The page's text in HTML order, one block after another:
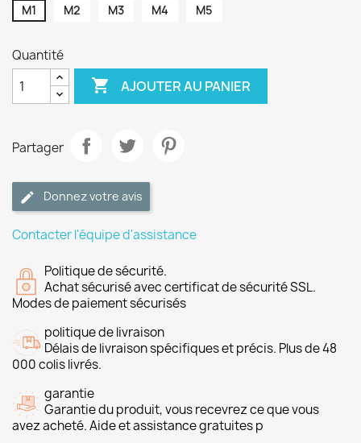
M1 M2 M3 M4 M5
Quantité
 AJOUTER AU PANIER
Partager
Donnez votre avis
Contacter l'équipe d'assistance
Politique de sécurité.
Achat sécurisé avec certificat de sécurité SSL.
Modes de paiement sécurisés
politique de livraison
Délais de livraison spécifiques et précis. Plus de 48
000 colis livrés.
garantie
Garantie du produit, vous recevrez ce que vous
avez acheté. Aide et assistance gratuites p